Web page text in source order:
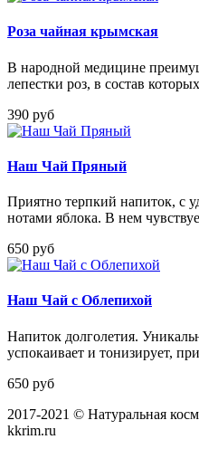
Роза чайная крымская
В народной медицине
лепестки роз, в состав
390 руб
Наш Чай Пряный
Приятно терпкий напиток, с
нотами яблока. В нем
650 руб
Наш Чай с Облепихой
Напиток долголетия.
успокаивает и тонизирует,
650 руб
2017-2021 © Натуральная
kkrim.ru